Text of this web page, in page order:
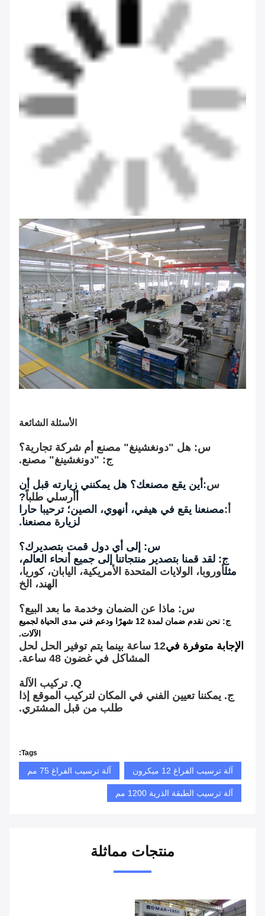
الأسئلة الشائعة
س: هل "دونغشينغ" مصنع أم شركة تجارية؟
ج: "دونغشينغ" مصنع.
س: أين يقع مصنعك؟ هل يمكنني زيارته قبل أن
أرسلي طلباً?
أ:مصنعنا يقع في هيفي، أنهوي، الصين؛ ترحيبا حارا
لزيارة مصنعنا.
س: إلى أي دول قمت بتصديرك؟
ج: لقد قمنا بتصدير منتجاتنا إلى جميع أنحاء العالم،
مثلأوروبا، الولايات المتحدة الأمريكية، اليابان، كوريا،
الهند، الخ
س: ماذا عن الضمان وخدمة ما بعد البيع؟
ج: نحن نقدم ضمان لمدة 12 شهرًا ودعم فني مدى الحياة لجميع
الآلات.
الإجابة متوفرة في
12 ساعة بينما يتم توفير الحل لحل
المشاكل في غضون 48 ساعة.
Q. تركيب الآلة
ج. يمكننا تعيين الفني في المكان لتركيب الموقع إذا
طلب من قبل المشتري.
Tags:
آلة ترسيب الفراغ 12 ميكرون آلة ترسيب الفراغ 75 مم
آلة ترسيب الطبقة الذرية 1200 مم
منتجات مماثلة